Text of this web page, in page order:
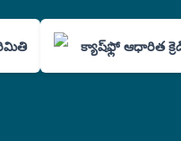
క్యాష్‌ఫ్లో ఆధారిత